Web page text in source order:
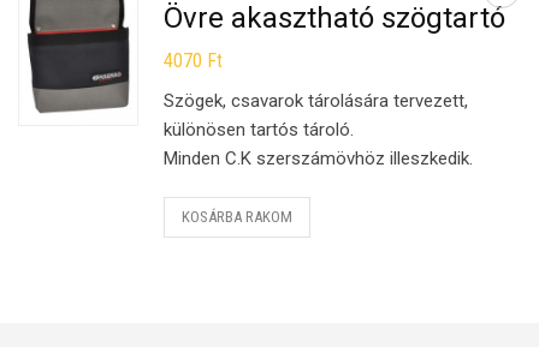
Övre akasztható szögtartó
4070 Ft
Szögek, csavarok tárolására tervezett,
különösen tartós tároló.
Minden C.K szerszámövhöz illeszkedik.
KOSÁRBA RAKOM